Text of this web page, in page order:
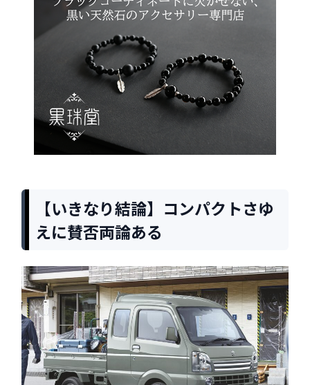
【いきなり結論】コンパクトさゆ
えに賛否両論ある